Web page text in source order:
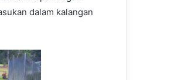
dalam kalangan